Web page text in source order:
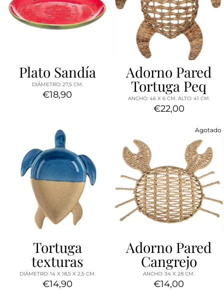
Plato Sandía
DIÁMETRO: 27,5 CM.
€18,90
Adorno Pared
Tortuga Peq
ANCHO: 46 X 6 CM. ALTO: 41 CM.
€22,00
Tortuga
texturas
DIÁMETRO: 14 X 18,5 X 2,5 CM.
€14,90
Agotado
Adorno Pared
Cangrejo
ANCHO: 34 X 28 CM.
€14,00